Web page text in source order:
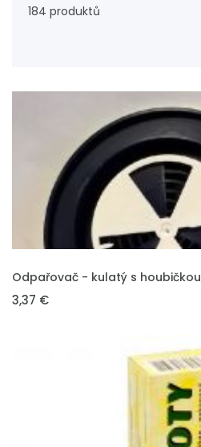
184 produktů
VLOŽIT DO KOŠÍKU
Odpařovač - kulatý s houbičkou
3,37 €